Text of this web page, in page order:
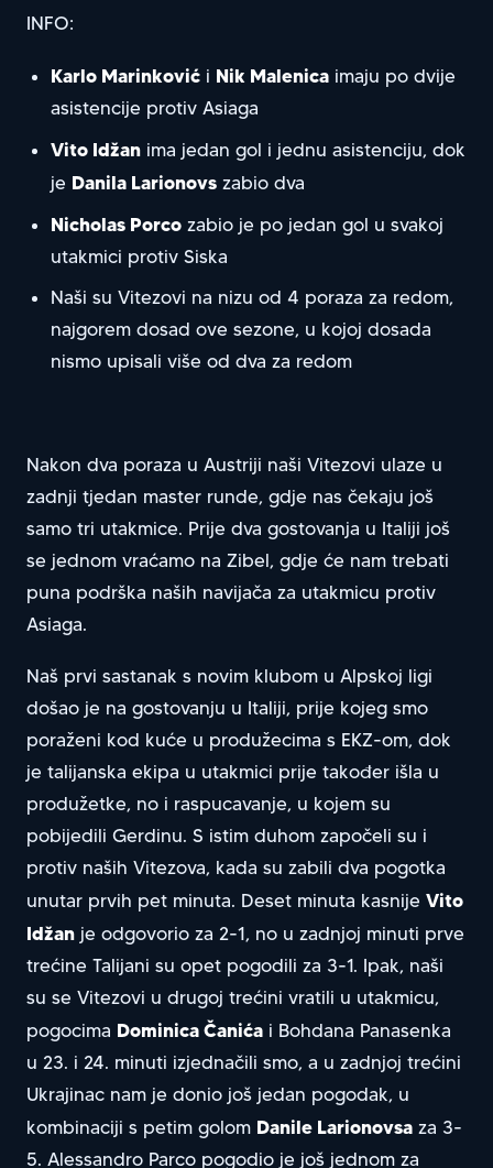
INFO:
Karlo Marinković i Nik Malenica imaju po dvije
asistencije protiv Asiaga
Vito Idžan ima jedan gol i jednu asistenciju, dok
je Danila Larionovs zabio dva
Nicholas Porco zabio je po jedan gol u svakoj
utakmici protiv Siska
Naši su Vitezovi na nizu od 4 poraza za redom,
najgorem dosad ove sezone, u kojoj dosada
nismo upisali više od dva za redom
Nakon dva poraza u Austriji naši Vitezovi ulaze u
zadnji tjedan master runde, gdje nas čekaju još
samo tri utakmice. Prije dva gostovanja u Italiji još
se jednom vraćamo na Zibel, gdje će nam trebati
puna podrška naših navijača za utakmicu protiv
Asiaga.
Naš prvi sastanak s novim klubom u Alpskoj ligi
došao je na gostovanju u Italiji, prije kojeg smo
poraženi kod kuće u produžecima s EKZ-om, dok
je talijanska ekipa u utakmici prije također išla u
produžetke, no i raspucavanje, u kojem su
pobijedili Gerdinu. S istim duhom započeli su i
protiv naših Vitezova, kada su zabili dva pogotka
unutar prvih pet minuta. Deset minuta kasnije Vito
Idžan je odgovorio za 2-1, no u zadnjoj minuti prve
trećine Talijani su opet pogodili za 3-1. Ipak, naši
su se Vitezovi u drugoj trećini vratili u utakmicu,
pogocima Dominica Čanića i Bohdana Panasenka
u 23. i 24. minuti izjednačili smo, a u zadnjoj trećini
Ukrajinac nam je donio još jedan pogodak, u
kombinaciji s petim golom Danile Larionovsa za 3-
5. Alessandro Parco pogodio je još jednom za